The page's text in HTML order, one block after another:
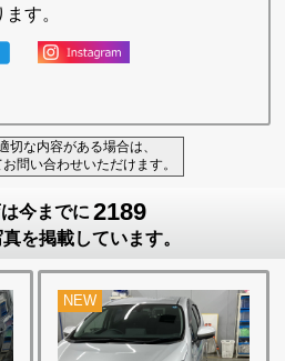
す。
切な内容がある場合は、
問い合わせいただけます。
今までに 2189
を掲載しています。
NEW